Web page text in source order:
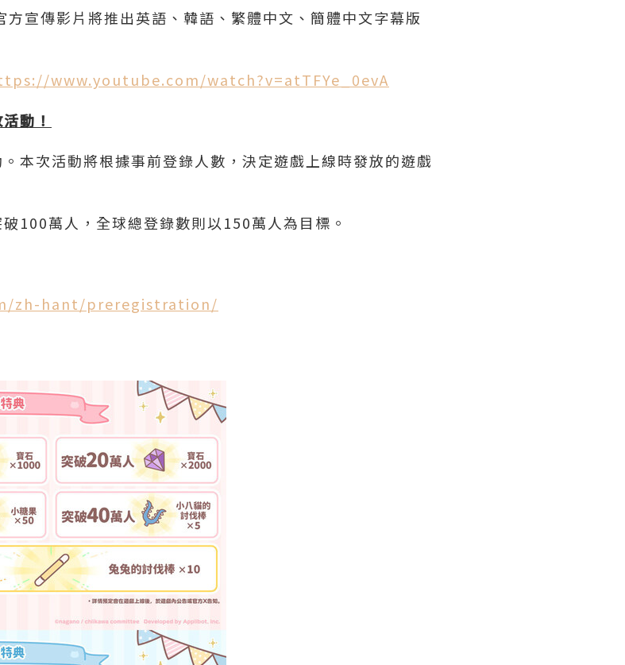
宣傳影片將推出英語、韓語、繁體中文、簡體中文字幕版
www.youtube.com/watch?v=atTFYe_0evA
動！
本次活動將根據事前登錄人數，決定遊戲上線時發放的遊戲
100萬人，全球總登錄數則以150萬人為目標。
zh-hant/preregistration/